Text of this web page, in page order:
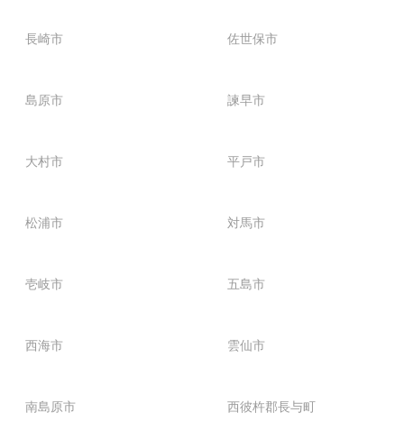
長崎市 佐世保市
島原市 諫早市
大村市 平戸市
松浦市 対馬市
壱岐市 五島市
西海市 雲仙市
南島原市 西彼杵郡長与町